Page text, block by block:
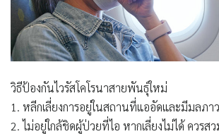
วิธีป้องกันไวรัสโคโรนาสายพันธุ์ใหม่
1. หลีกเลี่ยงการอยู่ในสถานที่แออัดและมีมลภ
2. ไม่อยู่ใกล้ชิดผู้ป่วยที่ไอ หากเลี่ยงไม่ได้ ควรส